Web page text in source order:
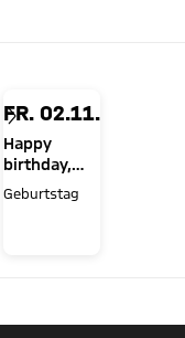
VfB Eichstätt
FR. 02.11.
Happy
birthday,
Alphonso
Geburtstag